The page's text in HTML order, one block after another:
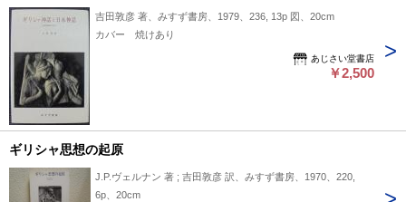
吉田敦彦 著、みすず書房、1979、236, 13p 図、20cm
カバー 焼けあり
あじさい堂書店
￥2,500
ギリシャ思想の起原
J.P.ヴェルナン 著 ; 吉田敦彦 訳、みすず書房、1970、220,
6p、20cm